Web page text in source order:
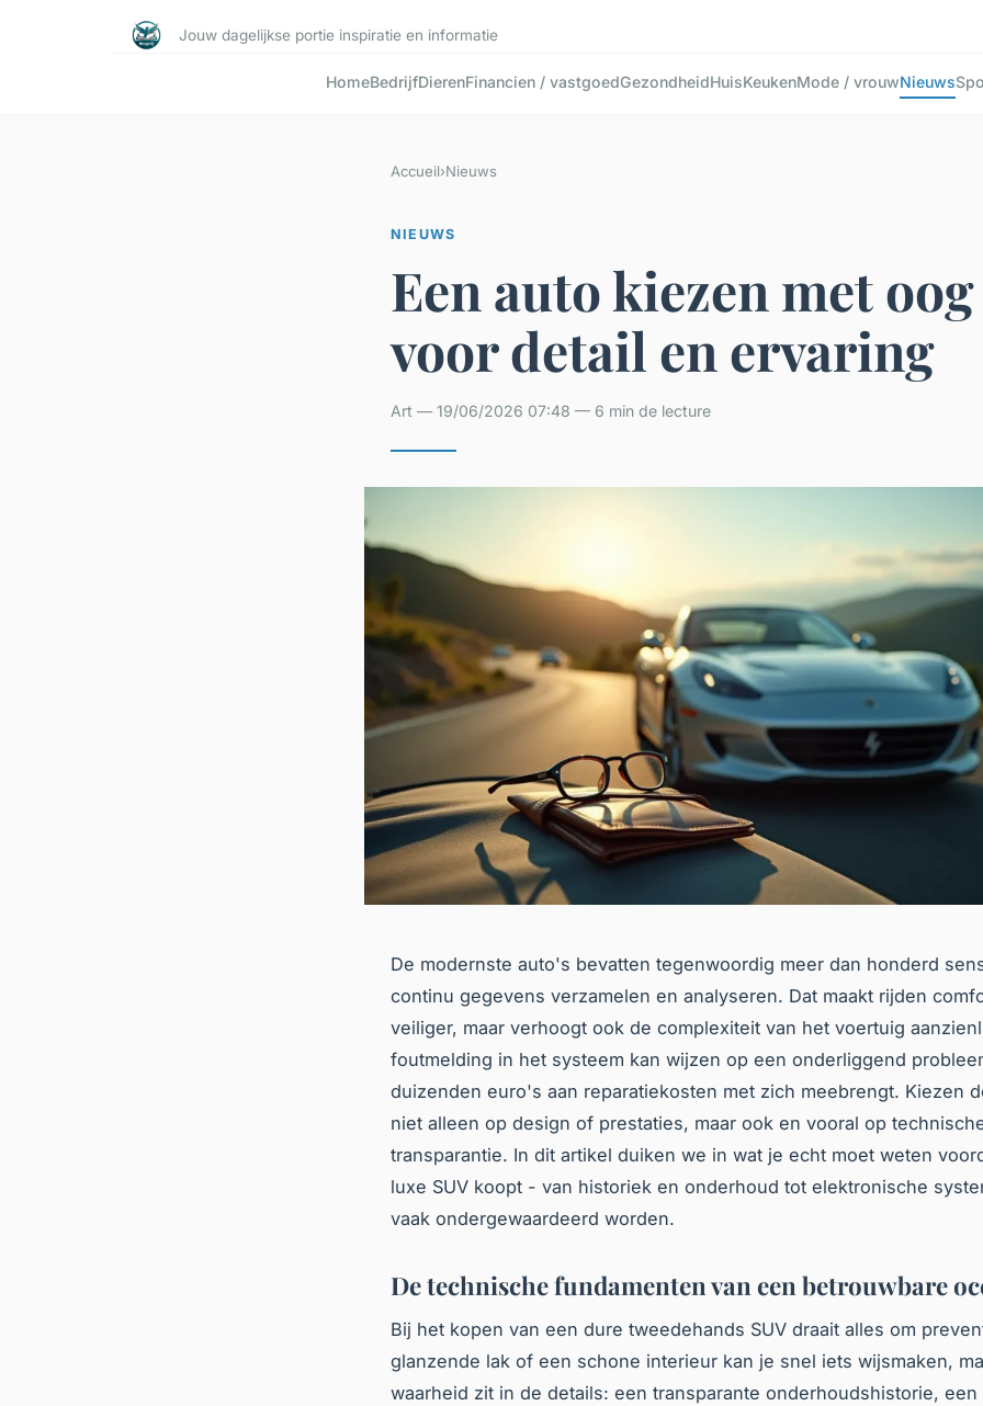
Jouw dagelijkse portie inspiratie en informatie
HomeBedrijfDierenFinancien / vastgoedGezondheidHuisKeukenMode / vrouwNieuws
Accueil›Nieuws
NIEUWS
Een auto kiezen met oog
voor detail en ervaring
Art — 19/06/2026 07:48 — 6 min de lecture
De modernste auto's bevatten tegenwoordig meer dan honderd
continu gegevens verzamelen en analyseren. Dat maakt rijden
veiliger, maar verhoogt ook de complexiteit van het voertuig
foutmelding in het systeem kan wijzen op een onderliggend
duizenden euro's aan reparatiekosten met zich meebrengt. Kiezen
niet alleen op design of prestaties, maar ook en vooral op
transparantie. In dit artikel duiken we in wat je echt moet weten
luxe SUV koopt - van historiek en onderhoud tot elektronische
vaak ondergewaardeerd worden.
De technische fundamenten van een betrouwbare
Bij het kopen van een dure tweedehands SUV draait alles om
glanzende lak of een schone interieur kan je snel iets wijsmaken,
waarheid zit in de details: een transparante onderhoudshistorie,